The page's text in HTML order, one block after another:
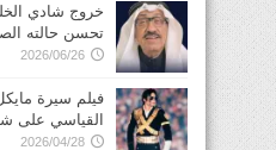
خروج شادي
تحسن حالته
2026/06/26
فيلم سيرة
القياسي على
2026/04/28